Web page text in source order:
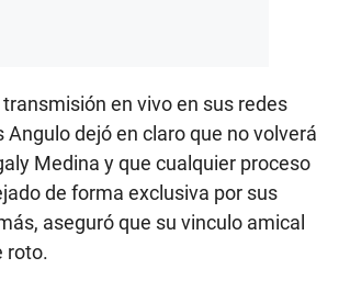
en vivo en sus redes
Angulo dejó en claro que no volverá
Medina y que cualquier proceso
de forma exclusiva por sus
aseguró que su vinculo amical
roto.